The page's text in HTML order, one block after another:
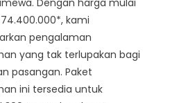
Dengan harga mulai
74.400.000*, kami
pengalaman
yang tak terlupakan bagi
pasangan. Paket
ini tersedia untuk